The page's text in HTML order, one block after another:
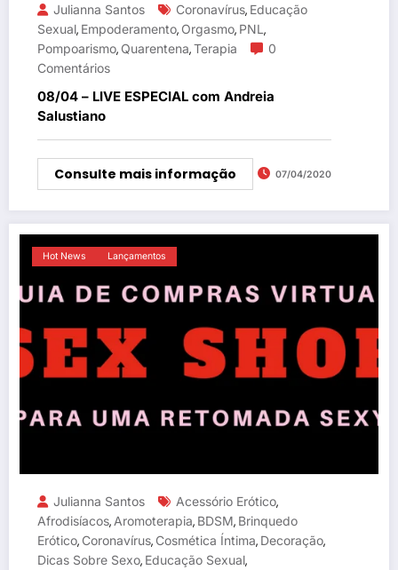
Julianna Santos Coronavírus, Educação
Sexual, Empoderamento, Orgasmo, PNL ,
Pompoarismo, Quarentena,Terapia
0
Comentários
08/04 – LIVE ESPECIAL com Andreia
Salustiano
Consulte mais informação 07/04/2020
Hot News Lançamentos
Julianna Santos Acessório Erótico,
Afrodisíacos, Aromoterapia, BDSM, Brinquedo
Erótico, Coronavírus, Cosmética Íntima, Decoração,
Dicas Sobre Sexo, Educação Sexual,